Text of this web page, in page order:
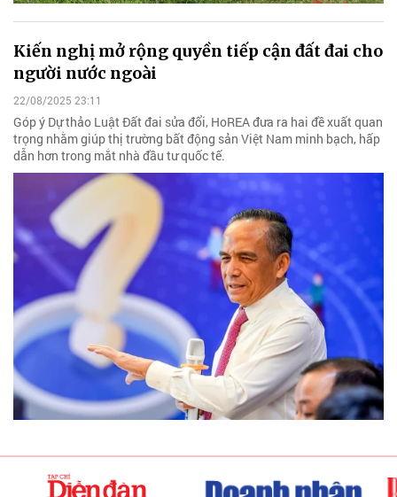
Kiến nghị mở rộng quyền tiếp cận đất đai cho
người nước ngoài
22/08/2025 23:11
Góp ý Dự thảo Luật Đất đai sửa đổi, HoREA đưa ra hai đề xuất quan
trọng nhằm giúp thị trường bất động sản Việt Nam minh bạch, hấp
dẫn hơn trong mắt nhà đầu tư quốc tế.